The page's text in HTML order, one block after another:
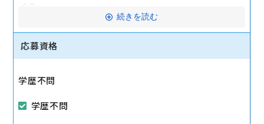
・料金プラン提案、機種変更手続き、修理対応
・POP制作等、店舗レイアウトの整備 など
他、プロモーションや運営企画といった、“お店づく
続きを読む
応募資格
学歴不問
学歴不問